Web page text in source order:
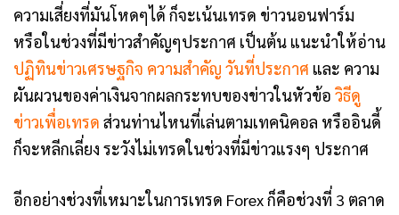
ความเสี่ยงที่มันโหดๆได้ ก็จะเน้นเทรด ข่าวนอนฟาร์ม
หรือในช่วงที่มีข่าวสำคัญๆประกาศ เป็นต้น แนะนำให้อ่าน
ปฏิทินข่าวเศรษฐกิจ ความสำคัญ วันที่ประกาศ และ ความ
ผันผวนของค่าเงินจากผลกระทบของข่าวในหัวข้อ วิธีดู
ข่าวเพื่อเทรด ส่วนท่านไหนที่เล่นตามเทคนิคอล หรืออินดี้
ก็จะหลีกเลี่ยง ระวังไม่เทรดในช่วงที่มีข่าวแรงๆ ประกาศ
อีกอย่างช่วงที่เหมาะในการเทรด Forex ก็คือช่วงที่ 3 ตลาด